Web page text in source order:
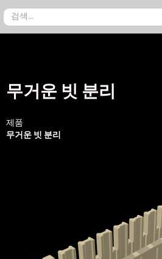
무거운 빗 분리
제품
무거운 빗 분리